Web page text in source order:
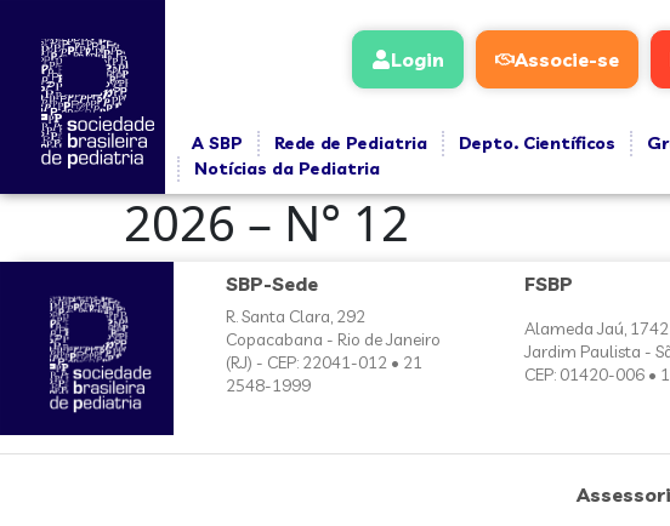
Login Associe-se
A SBP Rede de Pediatria Depto. Científicos
Notícias da Pediatria
2026 – N° 12
SBP-Sede
R. Santa Clara, 292
Copacabana - Rio de Janeiro
(RJ) - CEP: 22041-012 • 21
2548-1999
FSBP
Alameda Jaú,
Jardim Paulista -
CEP: 01420-006 •